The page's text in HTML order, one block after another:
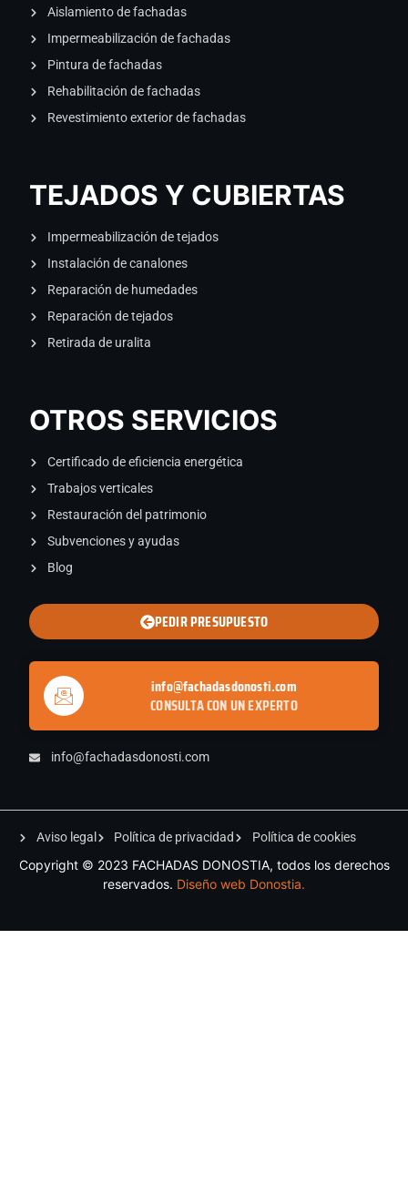
Aislamiento de fachadas
Impermeabilización de fachadas
Pintura de fachadas
Rehabilitación de fachadas
Revestimiento exterior de fachadas
TEJADOS Y CUBIERTAS
Impermeabilización de tejados
Instalación de canalones
Reparación de humedades
Reparación de tejados
Retirada de uralita
OTROS SERVICIOS
Certificado de eficiencia energética
Trabajos verticales
Restauración del patrimonio
Subvenciones y ayudas
Blog
PEDIR PRESUPUESTO
info@fachadasdonosti.com
CONSULTA CON UN EXPERTO
info@fachadasdonosti.com
Aviso legal Política de privacidad Política de cookies
Copyright © 2023 FACHADAS DONOSTIA, todos los derechos
reservados. Diseño web Donostia.